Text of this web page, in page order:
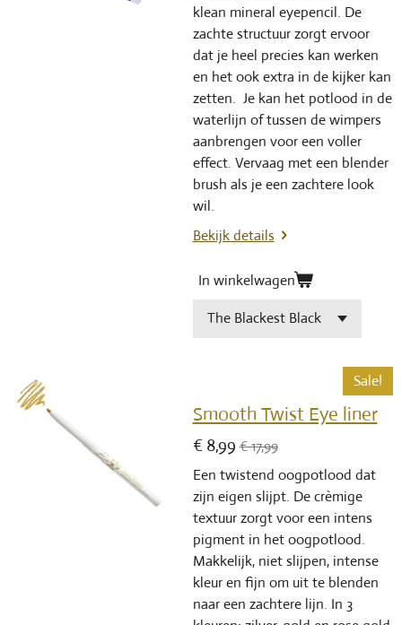
klean mineral eyepencil. De
zachte structuur zorgt ervoor
dat je heel precies kan werken
en het ook extra in de kijker kan
zetten. Je kan het potlood in de
waterlijn of tussen de wimpers
aanbrengen voor een voller
effect. Vervaag met een blender
brush als je een zachtere look
wil.
Bekijk details
In winkelwagen
Sale!
Smooth Twist Eye liner
€ 8,99 € 17,99
Een twistend oogpotlood dat
zijn eigen slijpt. De crèmige
textuur zorgt voor een intens
pigment in het oogpotlood.
Makkelijk, niet slijpen, intense
kleur en fijn om uit te blenden
naar een zachtere lijn. In 3